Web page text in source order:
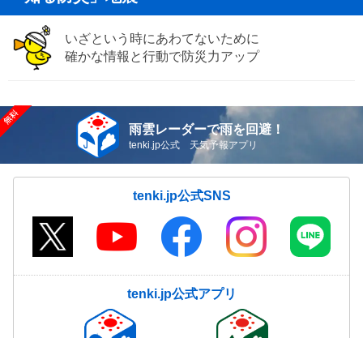
いざという時にあわてないために
確かな情報と行動で防災力アップ
雨雲レーダーで雨を回避！
tenki.jp公式 天気予報アプリ
tenki.jp公式SNS
tenki.jp公式アプリ